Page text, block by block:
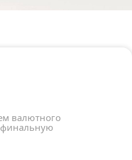
валютного
финальную